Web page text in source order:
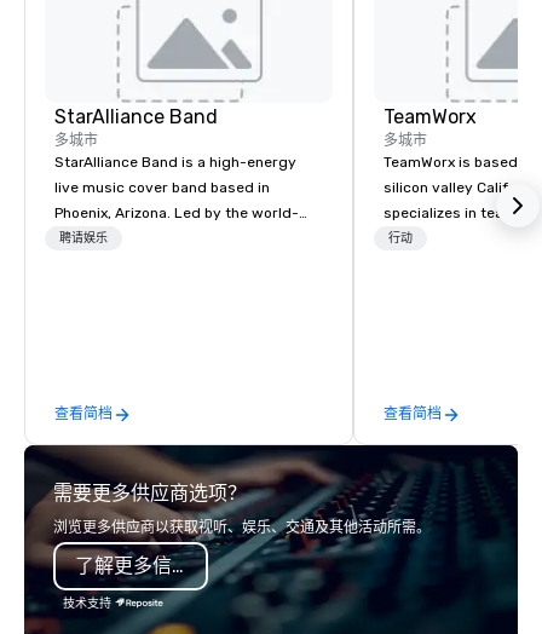
StarAlliance Band
多城市
StarAlliance Band is a high-energy
live music cover band based in
Phoenix, Arizona. Led by the world-
class vocalist Star Lynn Fiegener, this
jean bash or a formal black-tie affair,
StarAlliance Band adapts to the
occasion. From corporate events and
private parties to weddings,
anniversaries, and more, they’ve got
you covered. Song Variety: Their
extensive repertoire spans genres
and eras, including classic rock, pop,
today’s hits, country, dance, oldies,
聘请娱乐
查看简档
TeamWorx
多城市
TeamWorx is based
silicon valley
specializes in team
tech companies and
Robot Racing! We
large groups
States: Robot Build
300 people, Robot
up to 500 people,
200 people, and
行动
查看简档
需要更多供应商选项？
浏览更多供应商以获取视听、娱乐、交通及其他活动所需。
了解更多信息
技术支持